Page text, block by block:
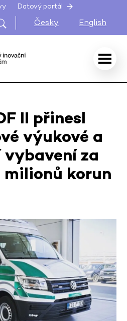
Datový portál
Česky English
II přinesl
výukové a
za
milionů korun